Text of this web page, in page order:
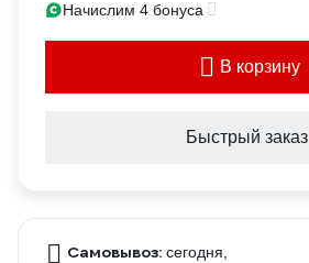
Начислим 4 бонуса
В корзину
Быстрый заказ
Самовывоз: сегодня,